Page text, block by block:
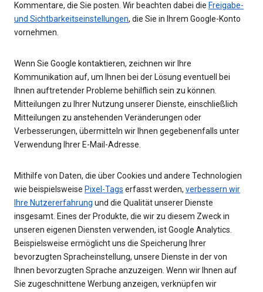
Kommentare, die Sie posten. Wir beachten dabei die Freigabe-
und Sichtbarkeitseinstellungen, die Sie in Ihrem Google-Konto
vornehmen.
Wenn Sie Google kontaktieren, zeichnen wir Ihre
Kommunikation auf, um Ihnen bei der Lösung eventuell bei
Ihnen auftretender Probleme behilflich sein zu können.
Mitteilungen zu Ihrer Nutzung unserer Dienste, einschließlich
Mitteilungen zu anstehenden Veränderungen oder
Verbesserungen, übermitteln wir Ihnen gegebenenfalls unter
Verwendung Ihrer E-Mail-Adresse.
Mithilfe von Daten, die über Cookies und andere Technologien
wie beispielsweise Pixel-Tags erfasst werden, verbessern wir
Ihre Nutzererfahrung und die Qualität unserer Dienste
insgesamt. Eines der Produkte, die wir zu diesem Zweck in
unseren eigenen Diensten verwenden, ist Google Analytics.
Beispielsweise ermöglicht uns die Speicherung Ihrer
bevorzugten Spracheinstellung, unsere Dienste in der von
Ihnen bevorzugten Sprache anzuzeigen. Wenn wir Ihnen auf
Sie zugeschnittene Werbung anzeigen, verknüpfen wir